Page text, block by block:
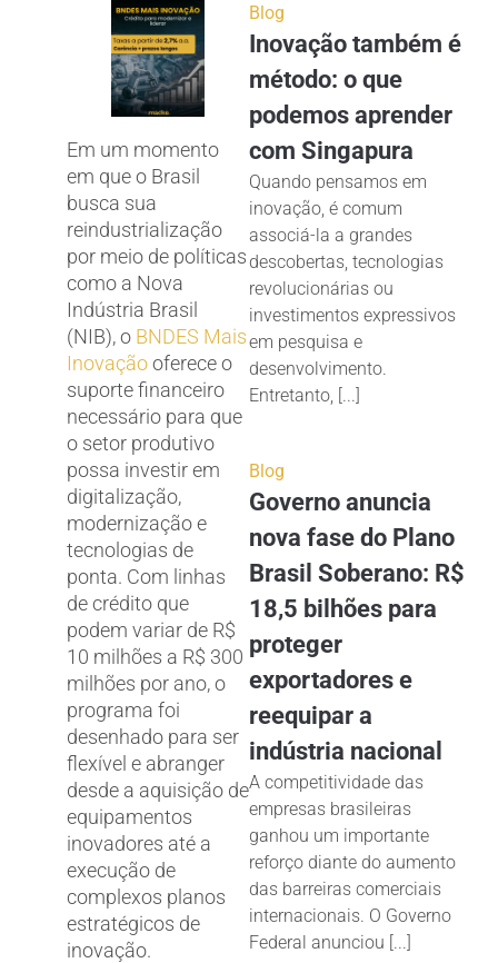
Em um momento
em que o Brasil
busca sua
reindustrialização
por meio de políticas
como a Nova
Indústria Brasil
(NIB), o BNDES Mais
Inovaçãooferece o
suporte financeiro
necessário para que
o setor produtivo
possa investir em
digitalização,
modernização e
tecnologias de
ponta. Com linhas
de crédito que
podem variar de R$
10 milhões a R$ 300
milhões por ano, o
programa foi
desenhado para ser
flexível e abranger
desde a aquisição de
equipamentos
inovadores até a
execução de
complexos planos
estratégicos de
inovação.
Blog
Inovação também é
método: o que
podemos aprender
com Singapura
Quando pensamos em
inovação, é comum
associá-la a grandes
descobertas, tecnologias
revolucionárias ou
investimentos expressivos
em pesquisa e
desenvolvimento.
Entretanto, [...]
Blog
Governo anuncia
nova fase do Plano
Brasil Soberano: R$
18,5 bilhões para
proteger
exportadores e
reequipar a
indústria nacional
A competitividade das
empresas brasileiras
ganhou um importante
reforço diante do aumento
das barreiras comerciais
internacionais. O Governo
Federal anunciou [...]